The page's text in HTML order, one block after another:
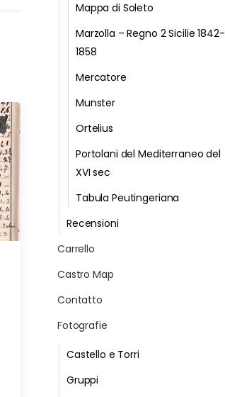
Mappa di Soleto
Marzolla – Regno 2 Sicilie 1842-
1858
Mercatore
Munster
Ortelius
Portolani del Mediterraneo del
XVI sec
Tabula Peutingeriana
Recensioni
Carrello
Castro Map
Contatto
Fotografie
Castello e Torri
Gruppi